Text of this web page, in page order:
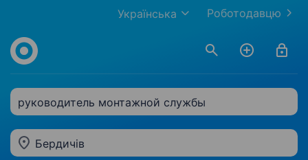
Роботодавцю
Українська
руководитель монтажной службы
Бердичів